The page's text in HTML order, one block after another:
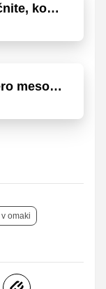
ko
meso
omaki